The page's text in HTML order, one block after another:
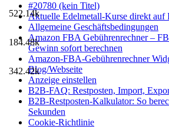
522.14k
184.48k
342.42k
#20780 (kein Titel)
Aktuelle Edelmetall-Kurse direkt auf
Allgemeine Geschäftsbedingungen
Amazon FBA Gebührenrechner –
Gewinn sofort berechnen
Amazon-FBA-Gebührenrechner
Blog/Webseite
Anzeige einstellen
B2B-FAQ: Restposten, Import,
B2B-Restposten-Kalkulator: So
Sekunden
Cookie-Richtlinie